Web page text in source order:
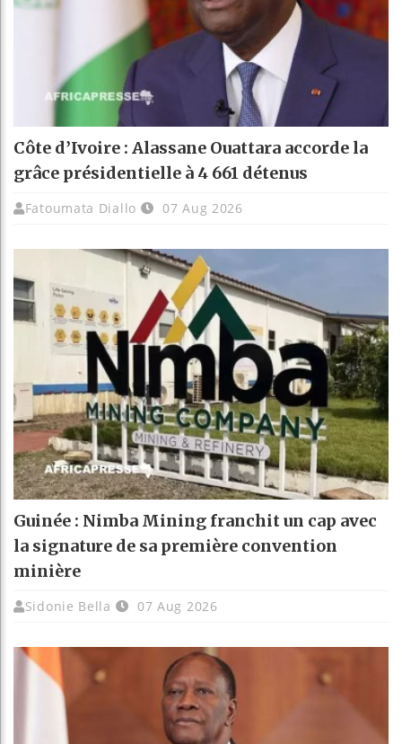
Côte d’Ivoire : Alassane Ouattara accorde la
grâce présidentielle à 4 661 détenus
Fatoumata Diallo 07 Aug 2026
Guinée : Nimba Mining franchit un cap avec
la signature de sa première convention
minière
Sidonie Bella 07 Aug 2026